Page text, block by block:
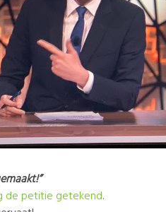
de petitie getekend.